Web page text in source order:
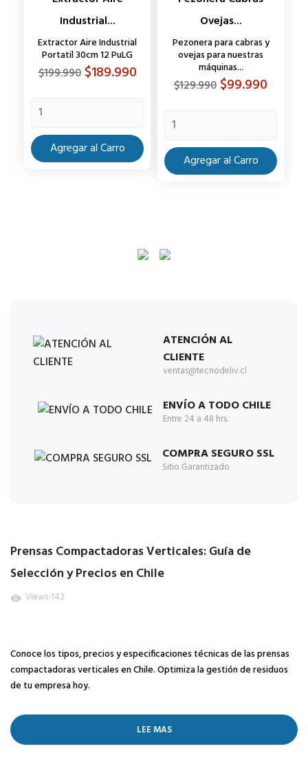
Industrial...
Extractor Aire Industrial
Portatil 30cm 12 PuLG
Precio
$199.990 Precio
$189.990
Agregar al Carro
Ovejas...
Pezonera para cabras y
ovejas para nuestras
máquinas...
Precio
$129.990 Precio
$99.990
Agregar al Carro
ATENCIÓN AL
CLIENTE
ventas@tecnodeliv.cl
ENVÍO A TODO CHILE
Entre 24 a 48 hrs.
COMPRA SEGURO SSL
Sitio Garantizado
Prensas Compactadoras Verticales: Guía de
Selección y Precios en Chile
visibility Views:142
Conoce los tipos, precios y especificaciones técnicas de las prensas
compactadoras verticales en Chile. Optimiza la gestión de residuos
de tu empresa hoy.
LEE MAS